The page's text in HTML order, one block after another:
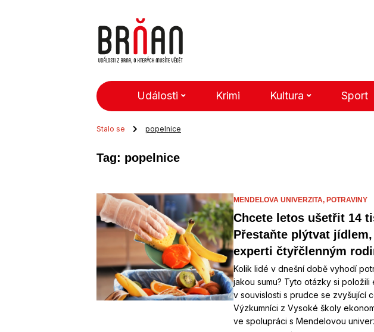
Události Krimi Kultura Sport
Stalo se popelnice
Tag: popelnice
MENDELOVA UNIVERZITA, POTRAVINY
Chcete letos ušetřit 14
Přestaňte plýtvat
experti čtyřčlenným
Kolik lidé v dnešní době vyhodí
jakou sumu? Tyto otázky si položili
v souvislosti s prudce se zvyšující
Výzkumníci z Vysoké školy
ve spolupráci s Mendelovou